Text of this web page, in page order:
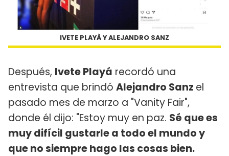
IVETE PLAYÀ Y ALEJANDRO SANZ
Después, Ivete Playá recordó una
entrevista que brindó Alejandro Sanz el
pasado mes de marzo a "Vanity Fair",
donde él dijo: "Estoy muy en paz. Sé que es
muy difícil gustarle a todo el mundo y
que no siempre hago las cosas bien.